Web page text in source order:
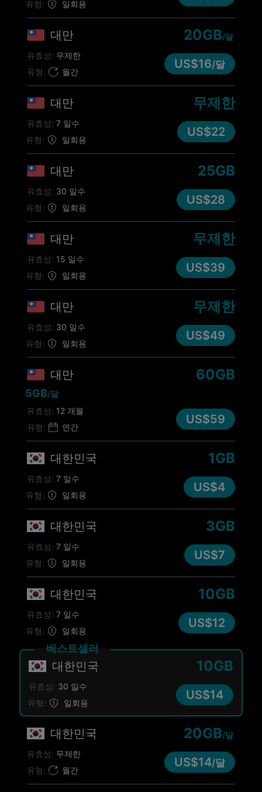
유형: 일회용
대만
유형: 월간
20GB/달
유효성: 무제한
US$16/달
대만
유형: 일회용
무제한
유효성: 7 일수
US$22
대만
유형: 일회용
25GB
유효성: 30 일수
US$28
대만
유형: 일회용
무제한
유효성: 15 일수
US$39
대만
유형: 일회용
무제한
유효성: 30 일수
US$49
대만
유형: 연간
60GB
5GB/달
유효성: 12 개월
US$59
대한민국
유형: 일회용
1GB
유효성: 7 일수
US$4
대한민국
유형: 일회용
3GB
유효성: 7 일수
US$7
대한민국
유형: 일회용
10GB
유효성: 7 일수
US$12
대한민국
유형: 일회용
10GB
유효성: 30 일수
US$14
베스트셀러
대한민국
유형: 월간
20GB/달
유효성: 무제한
US$14/달